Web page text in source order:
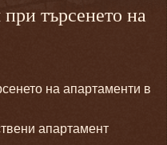
търсенето на
на апартаменти в
апартамент